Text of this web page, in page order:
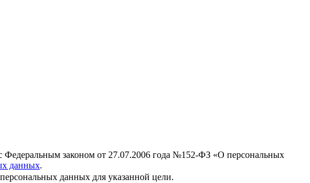
Федеральным законом от 27.07.2006 года №152-ФЗ «О персональных
данных.
данных для указанной цели.